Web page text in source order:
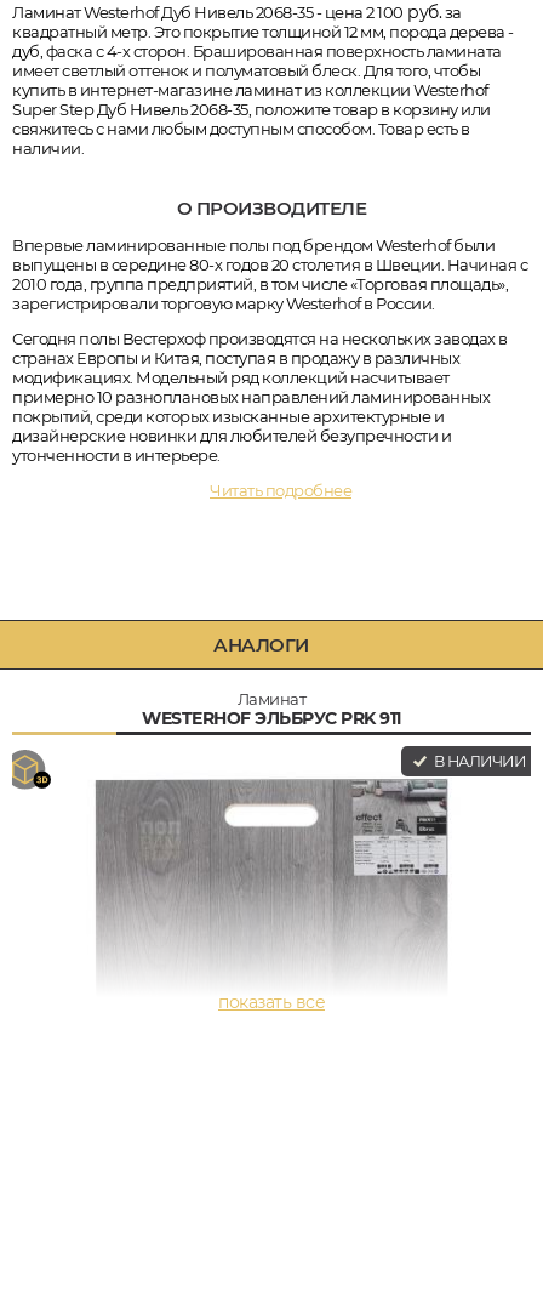
Ламинат Westerhof Дуб Нивель 2068-35 - цена 2 100 руб.за
квадратный метр. Это покрытие толщиной 12 мм, порода дерева -
дуб, фаска с 4-х сторон. Брашированная поверхность ламината
имеет светлый оттенок и полуматовый блеск. Для того, чтобы
купить в интернет-магазине ламинат из коллекции Westerhof
Super Step Дуб Нивель 2068-35, положите товар в корзину или
свяжитесь с нами любым доступным способом. Товар есть в
наличии.
О ПРОИЗВОДИТЕЛЕ
Впервые ламинированные полы под брендом Westerhof были
выпущены в середине 80-х годов 20 столетия в Швеции. Начиная с
2010 года, группа предприятий, в том числе «Торговая площадь»,
зарегистрировали торговую марку Westerhof в России.
Сегодня полы Вестерхоф производятся на нескольких заводах в
странах Европы и Китая, поступая в продажу в различных
модификациях. Модельный ряд коллекций насчитывает
примерно 10 разноплановых направлений ламинированных
покрытий, среди которых изысканные архитектурные и
дизайнерские новинки для любителей безупречности и
утонченности в интерьере.
Читать подробнее
АНАЛОГИ
Ламинат
WESTERHOF ЭЛЬБРУС PRK 911
В НАЛИЧИИ